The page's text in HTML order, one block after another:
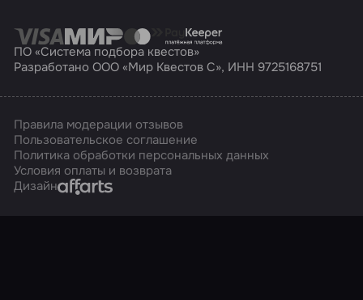
ПО «Система подбора квестов»
Разработано ООО «Мир Квестов С», ИНН 9725168751
Правила модерации отзывов
Пользовательское соглашение
Политика обработки персональных данных
Условия оплаты и возврата
ДизайнAffarts